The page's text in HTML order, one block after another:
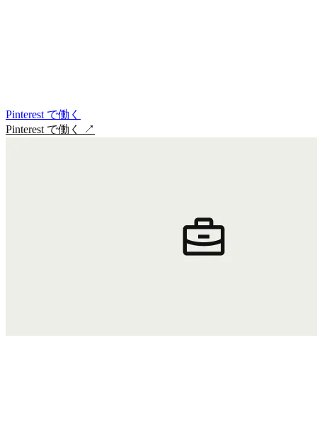
Pinterest で働く
Pinterest で働く
↗